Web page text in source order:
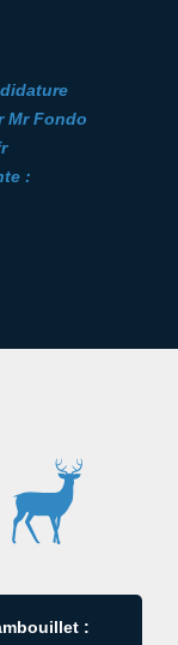
Mr Fondo
:
: